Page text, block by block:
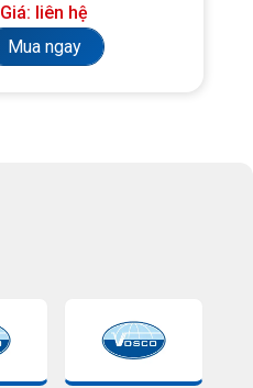
Giá: liên hệ
Mua ngay